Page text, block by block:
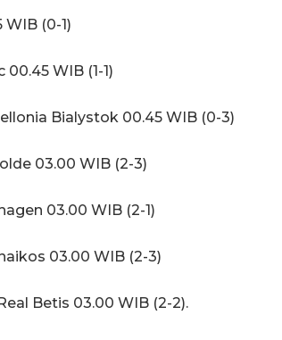
WIB (0-1)
00.45 WIB (1-1)
Bialystok 00.45 WIB (0-3)
03.00 WIB (2-3)
03.00 WIB (2-1)
03.00 WIB (2-3)
Betis 03.00 WIB (2-2).
2026